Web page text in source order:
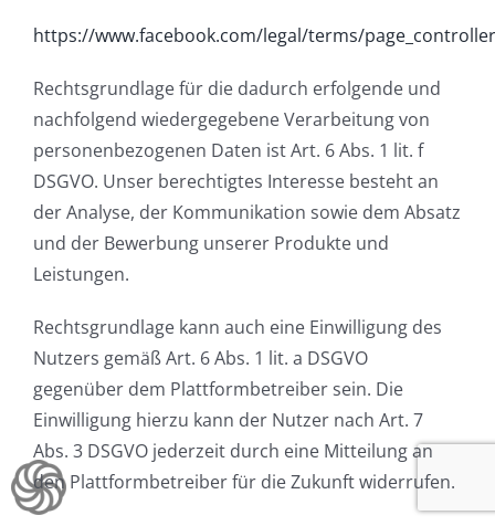
https://www.facebook.com/legal/terms/
Rechtsgrundlage für die dadurch erfolgende und
nachfolgend wiedergegebene Verarbeitung von
personenbezogenen Daten ist Art. 6 Abs. 1 lit. f
DSGVO. Unser berechtigtes Interesse besteht an
der Analyse, der Kommunikation sowie dem Absatz
und der Bewerbung unserer Produkte und
Leistungen.
Rechtsgrundlage kann auch eine Einwilligung des
Nutzers gemäß Art. 6 Abs. 1 lit. a DSGVO
gegenüber dem Plattformbetreiber sein. Die
Einwilligung hierzu kann der Nutzer nach Art. 7
Abs. 3 DSGVO jederzeit durch eine Mitteilung an
den Plattformbetreiber für die Zukunft widerrufen.